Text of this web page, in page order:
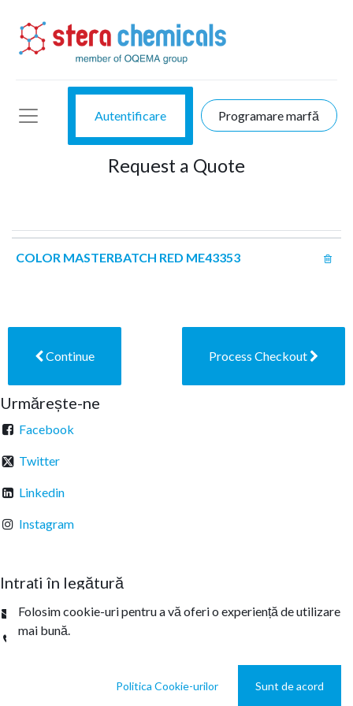
Autentificare Programare marfă
Request a Quote
COLOR MASTERBATCH RED ME43353
Continue Process Checkout
Urmărește-ne
Facebook
Twitter
Linkedin
Instagram
Intrați în legătură
office@sterachemicals.ro
+40 21 457 03 22
Folosim cookie-uri pentru a vă oferi o experiență de utilizare
mai bună.
Politica Cookie-urilor Sunt de acord